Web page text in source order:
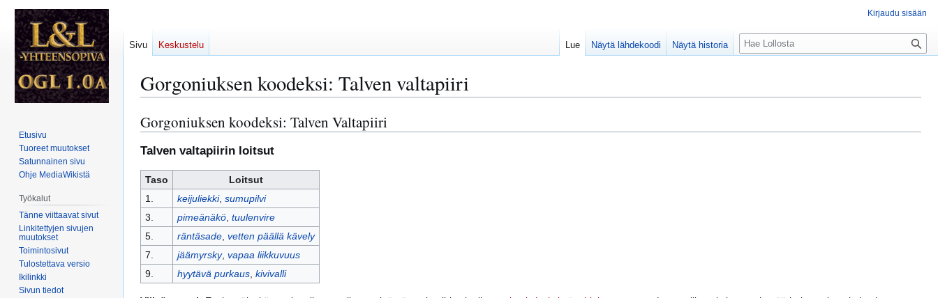
Gorgoniuksen koodeksi: Talven valtapiiri
Siirry
navigaatioon
Siirry
hakuun
Gorgoniuksen koodeksi: Talven Valtapiiri
Talven valtapiirin loitsut
Taso
Loitsut
1.
keijuliekki, sumupilvi
3.
pimeänäkö, tuulenvire
5.
räntäsade, vetten päällä kävely
7.
jäämyrsky, vapaa liikkuvuus
9.
hyytävä purkaus, kivivalli
Kirjaudu sisään
Sivu Keskustelu Lue Näytä lähdekoodi Näytä historia
H
a
Etusivu
Tuoreet muutokset
Satunnainen sivu
Ohje MediaWikistä
Työkalut
Tänne viittaavat sivut
Linkitettyjen sivujen
muutokset
Toimintosivut
Tulostettava versio
Ikilinkki
Sivun tiedot